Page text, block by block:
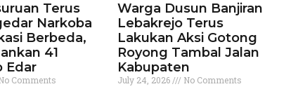
Terus
Narkoba
Berbeda,
41
Edar
Comments
Warga Dusun Banjiran
Lebakrejo Terus
Lakukan Aksi Gotong
Royong Tambal Jalan
Kabupaten
July 24, 2026 No Comments